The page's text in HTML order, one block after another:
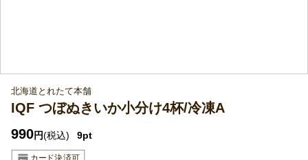
北海道とれたて本舗
IQF つぼぬきいか小分け4杯/冷凍A
990円(税込) 9pt